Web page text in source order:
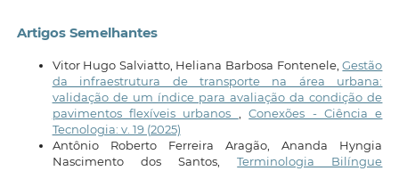
Artigos Semelhantes
Vitor Hugo Salviatto, Heliana Barbosa Fontenele,Gestão
da infraestrutura de transporte na área urbana:
validação de um índice para avaliação da condição de
pavimentos flexíveis urbanos ,Conexões - Ciência e
Tecnologia: v. 19 (2025)
Antônio Roberto Ferreira Aragão, Ananda Hyngia
Nascimento dos Santos,Terminologia Bilíngue